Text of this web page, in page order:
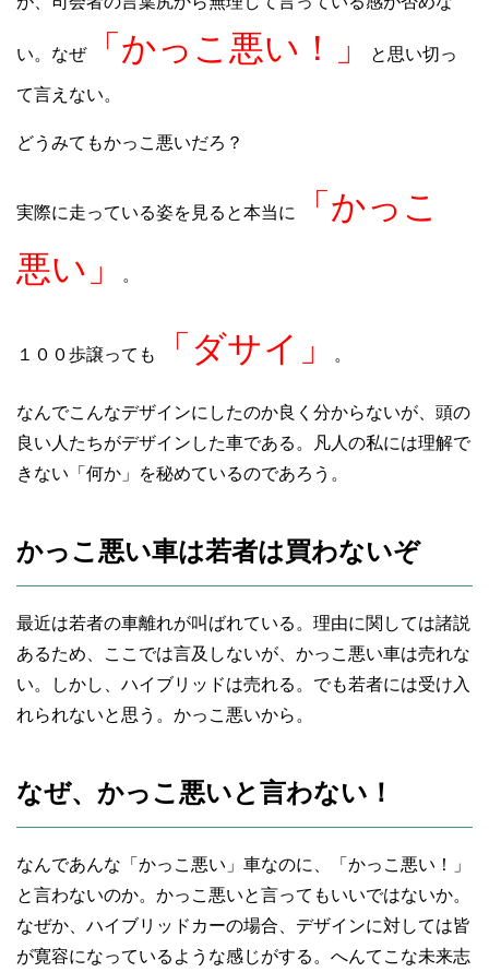
い。なぜ「かっこ悪い！」 と思い切っ
て言えない。
どうみてもかっこ悪いだろ？
実際に走っている姿を見ると本当に
「かっこ
悪い」
。
１００歩譲っても 「ダサイ」 。
なんでこんなデザインにしたのか良く分からないが、頭の
良い人たちがデザインした車である。凡人の私には理解で
きない「何か」を秘めているのであろう。
かっこ悪い車は若者は買わないぞ
最近は若者の車離れが叫ばれている。理由に関しては諸説
あるため、ここでは言及しないが、かっこ悪い車は売れな
い。しかし、ハイブリッドは売れる。でも若者には受け入
れられないと思う。かっこ悪いから。
なぜ、かっこ悪いと言わない！
なんであんな「かっこ悪い」車なのに、「かっこ悪い！」
と言わないのか。かっこ悪いと言ってもいいではないか。
なぜか、ハイブリッドカーの場合、デザインに対しては皆
が寛容になっているような感じがする。へんてこな未来志